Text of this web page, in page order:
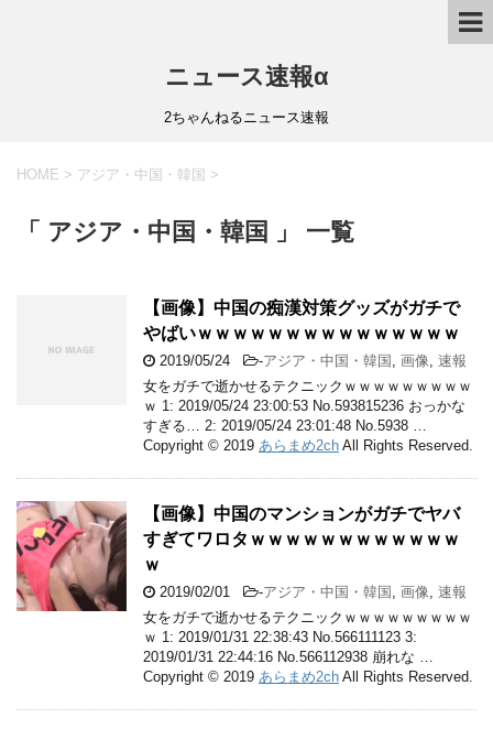
ニュース速報α
2ちゃんねるニュース速報
HOME > アジア・中国・韓国 >
「 アジア・中国・韓国 」 一覧
【画像】中国の痴漢対策グッズがガチで
やばいｗｗｗｗｗｗｗｗｗｗｗｗｗｗｗ
2019/05/24 -アジア・中国・韓国 画像 速報
女をガチで逝かせるテクニックｗｗｗｗｗｗｗｗｗ
ｗ 1: 2019/05/24 23:00:53 No.593815236 おっかな
すぎる… 2: 2019/05/24 23:01:48 No.5938 …
Copyright © 2019 あらまめ2ch All Rights Reserved.
【画像】中国のマンションがガチでヤバ
すぎてワロタｗｗｗｗｗｗｗｗｗｗｗｗ
ｗ
2019/02/01 -アジア・中国・韓国 画像 速報
女をガチで逝かせるテクニックｗｗｗｗｗｗｗｗｗ
ｗ 1: 2019/01/31 22:38:43 No.566111123 3:
2019/01/31 22:44:16 No.566112938 崩れな …
Copyright © 2019 あらまめ2ch All Rights Reserved.